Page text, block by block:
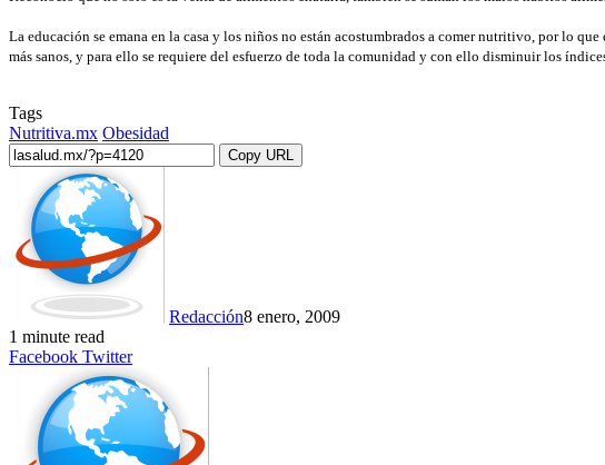
La educación se emana en la casa y los niños no están acostumbrados a comer nutritivo, por lo
más sanos, y para ello se requiere del esfuerzo de toda la comunidad y con ello disminuir los
Tags
Nutritiva.mx Obesidad
Copy URL
Redacción8 enero, 2009
1 minute read
Facebook TwitterLinkedIn
Tumblr
Pinterest
Reddit
VKontakte
Share
via
Email
Print